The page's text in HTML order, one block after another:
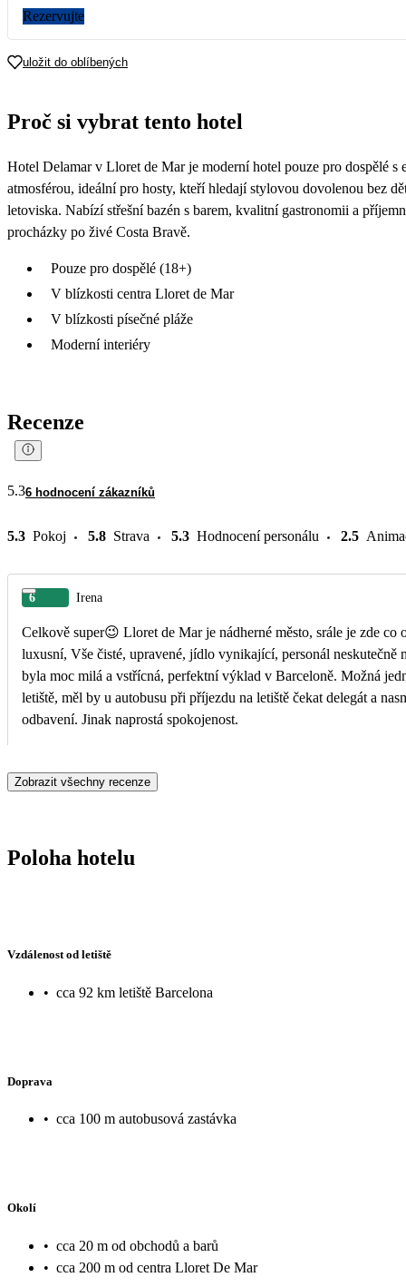
3 079 3 079
26
Rezervujte
uložit do oblíbených
Proč si vybrat tento hotel
Hotel Delamar v Lloret de Mar je moderní hotel pouze pro dospělé s
atmosférou, ideální pro hosty, kteří hledají stylovou dovolenou bez
letoviska. Nabízí střešní bazén s barem, kvalitní gastronomii a
procházky po živé Costa Bravě.
Pouze pro dospělé (18+)
V blízkosti centra Lloret de Mar
V blízkosti písečné pláže
Moderní interiéry
Recenze
5.36 hodnocení zákazníků
5.3 Pokoj 5.8 Strava 5.3 Hodnocení personálu 2.5
6 Irena
Celkově super😉 Lloret de Mar je nádherné město, srále je zde co
luxusní, Vše čisté, upravené, jídlo vynikající, personál neskutečně
byla moc milá a vstřícná, perfektní výklad v Barceloně. Možná
letiště, měl by u autobusu při příjezdu na letiště čekat delegát a
odbavení. Jinak naprostá spokojenost.
Zobrazit všechny recenze
Poloha hotelu
Vzdálenost od letiště
• cca 92 km letiště Barcelona
Doprava
• cca 100 m autobusová zastávka
Okolí
• cca 20 m od obchodů a barů
• cca 200 m od centra Lloret De Mar